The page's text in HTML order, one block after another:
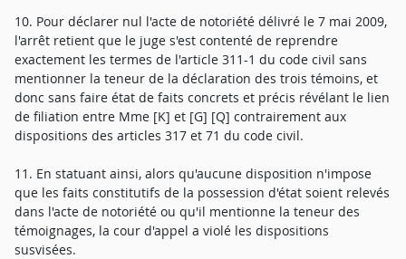
10. Pour déclarer nul l'acte de notoriété délivré le 7 mai 2009,
l'arrêt retient que le juge s'est contenté de reprendre
exactement les termes de l'article 311-1 du code civil sans
mentionner la teneur de la déclaration des trois témoins, et
donc sans faire état de faits concrets et précis révélant le lien
de filiation entre Mme [K] et [G] [Q] contrairement aux
dispositions des articles 317 et 71 du code civil.
11. En statuant ainsi, alors qu'aucune disposition n'impose
que les faits constitutifs de la possession d'état soient relevés
dans l'acte de notoriété ou qu'il mentionne la teneur des
témoignages, la cour d'appel a violé les dispositions
susvisées.